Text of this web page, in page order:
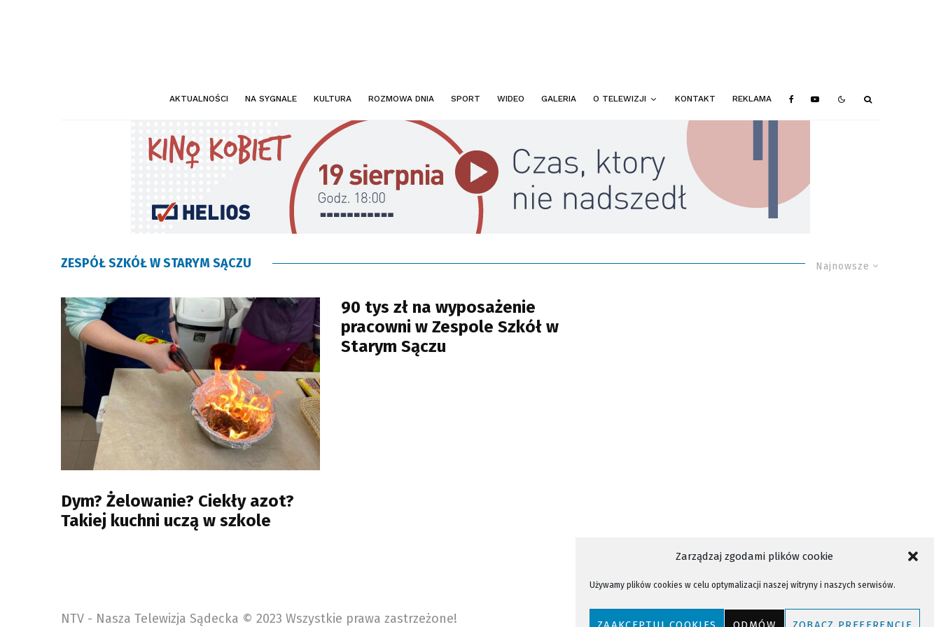
Zarządzaj zgodami plików cookie
Używamy plików cookies w celu optymalizacji naszej witryny i naszych serwisów.
AKTUALNOŚCI NA SYGNALE KULTURA ROZMOWA DNIA SPORT WIDEO GALERIA O TELEWIZJI KONTAKT REKLAMA
Najnowsze
ZESPÓŁ SZKÓŁ W STARYM SĄCZU
Dym? Żelowanie? Ciekły azot?
Takiej kuchni uczą w szkole
90 tys zł na wyposażenie
pracowni w Zespole Szkół w
Starym Sączu
NTV - Nasza Telewizja Sądecka © 2023 Wszystkie prawa zastrzeżone!